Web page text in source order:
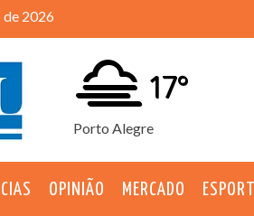
2026
Porto Alegre
17°
OPINIÃO MERCADO